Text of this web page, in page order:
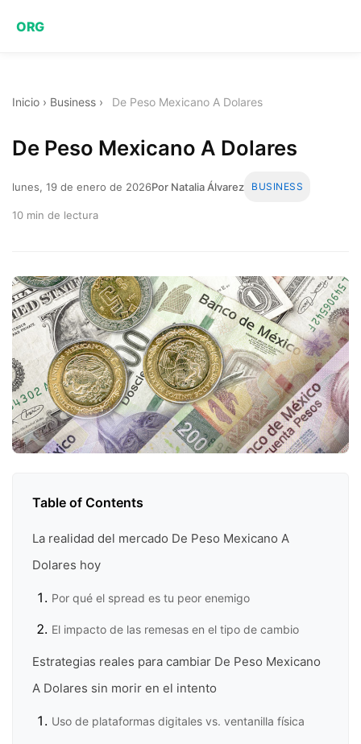
ORG
Inicio › Business › De Peso Mexicano A Dolares
De Peso Mexicano A Dolares
lunes, 19 de enero de 2026Por Natalia Álvarez BUSINESS
10 min de lectura
Table of Contents
La realidad del mercado De Peso Mexicano A
Dolares hoy
Por qué el spread es tu peor enemigo
El impacto de las remesas en el tipo de cambio
Estrategias reales para cambiar De Peso Mexicano
A Dolares sin morir en el intento
Uso de plataformas digitales vs. ventanilla física